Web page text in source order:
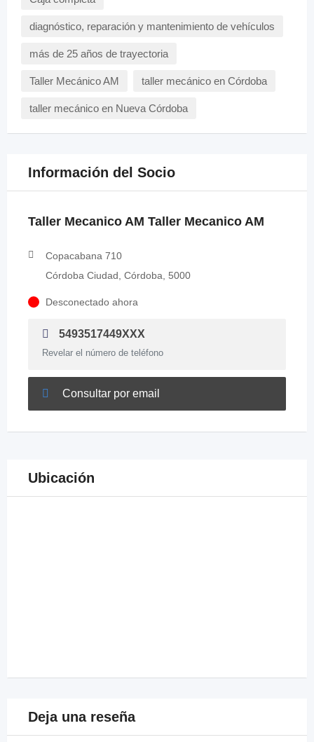
diagnóstico, reparación y mantenimiento de vehículos
más de 25 años de trayectoria
Taller Mecánico AM taller mecánico en Córdoba
taller mecánico en Nueva Córdoba
Información del Socio
Taller Mecanico AM Taller Mecanico AM
Copacabana 710
Córdoba Ciudad, Córdoba, 5000
Desconectado ahora
5493517449XXX
Revelar el número de teléfono
Consultar por email
Ubicación
Deja una reseña